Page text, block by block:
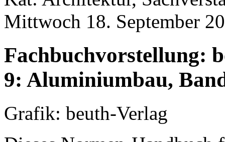
Mittwoch 18. September
Fachbuchvorstellung:
9: Aluminiumbau,
Grafik: beuth-Verlag